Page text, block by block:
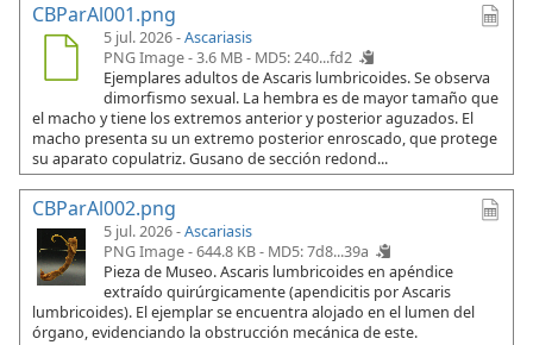
CBParAl001.png
5 jul. 2026 -Ascariasis
PNG Image - 3.6 MB - MD5: 240...fd2
Ejemplares adultos de Ascaris lumbricoides. Se observa
dimorfismo sexual. La hembra es de mayor tamaño que
el macho y tiene los extremos anterior y posterior aguzados. El
macho presenta su un extremo posterior enroscado, que protege
su aparato copulatriz. Gusano de sección redond...
CBParAl002.png
5 jul. 2026 -Ascariasis
PNG Image - 644.8 KB - MD5: 7d8...39a
Pieza de Museo. Ascaris lumbricoides en apéndice
extraído quirúrgicamente (apendicitis por Ascaris
lumbricoides). El ejemplar se encuentra alojado en el lumen del
órgano, evidenciando la obstrucción mecánica de este.